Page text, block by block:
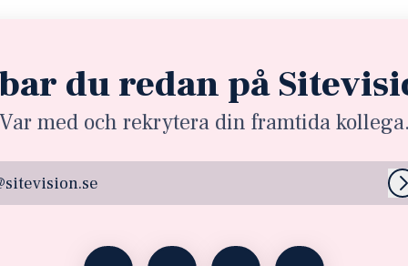
du redan på
med och rekrytera din framtida kollega.